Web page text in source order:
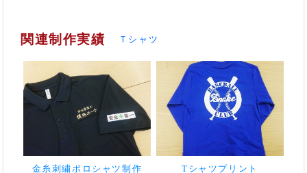
関連制作実績 Ｔシャツ
金糸刺繍ポロシャツ制作 Tシャツプリント